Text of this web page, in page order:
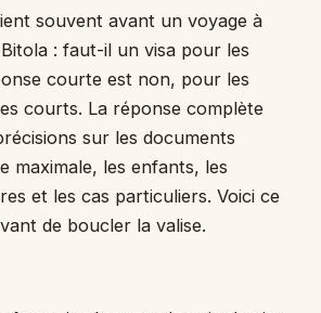
souvent avant un voyage à
: faut-il un visa pour les
courte est non, pour les
courts. La réponse complète
sur les documents
maximale, les enfants, les
et les cas particuliers. Voici ce
de boucler la valise.